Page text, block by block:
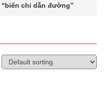
chỉ dẫn đường”